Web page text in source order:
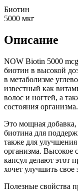
Биотин
5000 мкг
Описание
NOW Biotin 5000
биотин в высокой
в метаболизме
известный как
волос и ногтей, а
состояния организма.
Это мощная
биотина для
также для
организма. Высокое
капсул делают этот
хочет улучшить
Полезные свойства